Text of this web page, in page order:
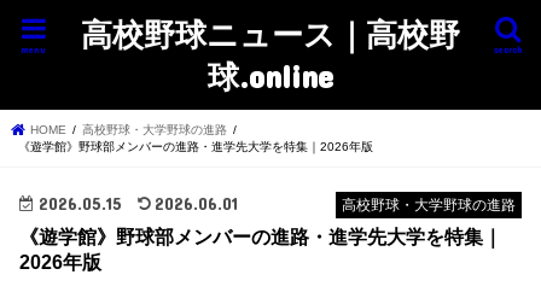
高校野球ニュース｜高校野
球.online
search
menu
HOME
高校野球・大学野球の進路
《遊学館》野球部メンバーの進路・進学先大学を特集｜2026年版
高校野球・大学野球の進路
2026.05.15 2026.06.01
《遊学館》野球部メンバーの進路・進学先大学を特集｜
2026年版